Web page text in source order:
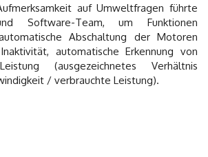
auf Umweltfragen führte
Software-Team, um Funktionen
Abschaltung der Motoren
automatische Erkennung von
(ausgezeichnetes Verhältnis
/ verbrauchte Leistung).